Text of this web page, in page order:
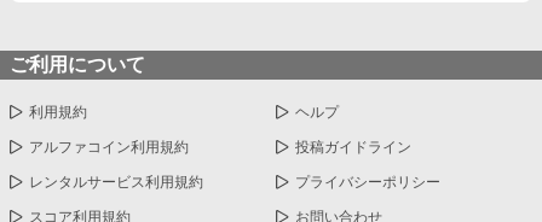
ご利用について
利用規約 ヘルプ
アルファコイン利用規約 投稿ガイドライン
レンタルサービス利用規約 プライバシーポリシー
スコア利用規約 お問い合わせ